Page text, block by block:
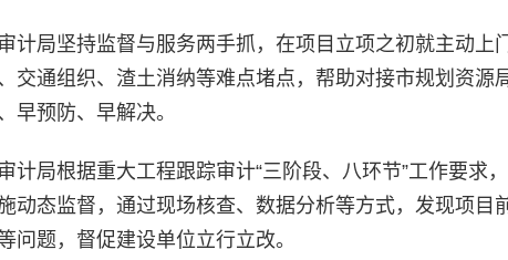
计局坚持监督与服务两手抓，在项目立项之初就主动上
交通组织、渣土消纳等难点堵点，帮助对接市规划资源
早预防、早解决。
计局根据重大工程跟踪审计“三阶段、八环节”工作要求
动态监督，通过现场核查、数据分析等方式，发现项目
题，督促建设单位立行立改。